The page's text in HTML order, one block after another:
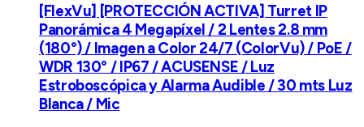
[FlexVu] [PROTECCIÓN ACTIVA] Turret IP
Panorámica 4 Megapíxel / 2 Lentes 2.8 mm
(180°) / Imagen a Color 24/7 (ColorVu) / PoE /
WDR 130° / IP67 / ACUSENSE / Luz
Estroboscópica y Alarma Audible / 30 mts Luz
Blanca / Mic